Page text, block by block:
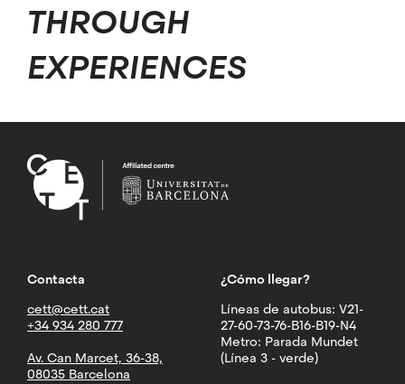
THROUGH
EXPERIENCES
Contacta
cett@cett.cat
+34 934 280 777
Av. Can Marcet, 36-38,
08035 Barcelona
¿Cómo llegar?
Líneas de autobus: V21-
27-60-73-76-B16-B19-N4
Metro: Parada Mundet
(Línea 3 - verde)